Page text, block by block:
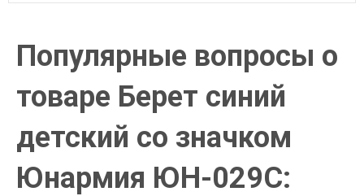
Популярные вопросы о
товаре Берет синий
детский со значком
Юнармия ЮН-029С: